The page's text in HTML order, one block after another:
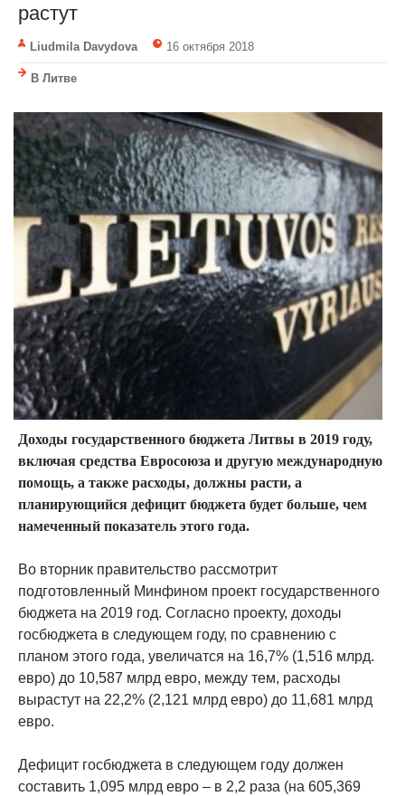
растут
Liudmila Davydova 16 октября 2018
В Литве
Доходы государственного бюджета Литвы в 2019 году,
включая средства Евросоюза и другую международную
помощь, а также расходы, должны расти, а
планирующийся дефицит бюджета будет больше, чем
намеченный показатель этого года.
Во вторник правительство рассмотрит
подготовленный Минфином проект государственного
бюджета на 2019 год. Согласно проекту, доходы
госбюджета в следующем году, по сравнению с
планом этого года, увеличатся на 16,7% (1,516 млрд.
евро) до 10,587 млрд евро, между тем, расходы
вырастут на 22,2% (2,121 млрд евро) до 11,681 млрд
евро.
Дефицит госбюджета в следующем году должен
составить 1,095 млрд евро – в 2,2 раза (на 605,369